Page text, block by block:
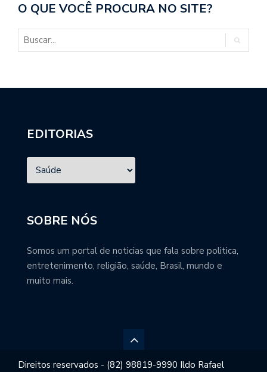
O QUE VOCÊ PROCURA NO SITE?
EDITORIAS
SOBRE NÓS
Somos um portal de noticias que fala sobre politica,
entretenimento, religião, saúde, Brasil, mundo e
muito mais.
Direitos reservados - (82) 98819-9990 Ildo Rafael